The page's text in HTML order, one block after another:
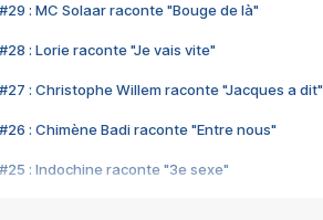
#29 : MC Solaar raconte "Bouge de là"
#28 : Lorie raconte "Je vais vite"
#27 : Christophe Willem raconte "Jacques a dit"
#26 : Chimène Badi raconte "Entre nous"
#25 : Indochine raconte "3e sexe"